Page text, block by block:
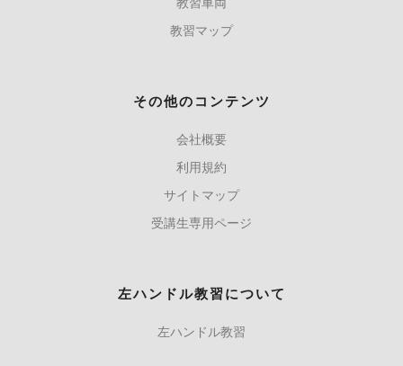
教習マップ
その他のコンテンツ
会社概要
利用規約
サイトマップ
受講生専用ページ
左ハンドル教習について
左ハンドル教習